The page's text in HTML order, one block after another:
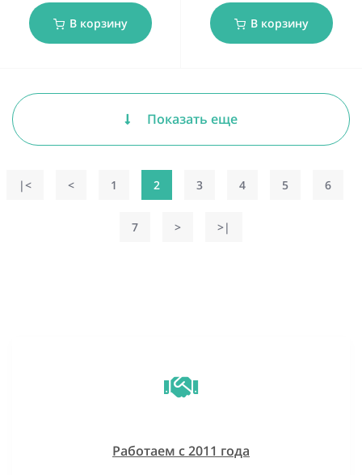
В корзину В корзину
Показать еще
|< < 1 2 3 4 5 6
7 > >|
Работаем с 2011 года